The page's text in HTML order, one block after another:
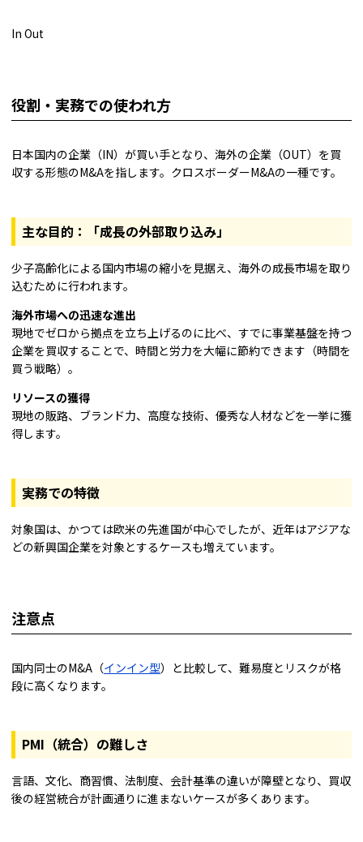
In Out
役割・実務での使われ方
日本国内の企業（IN）が買い手となり、海外の企業（OUT）を買
収する形態のM&Aを指します。クロスボーダーM&Aの一種です。
主な目的：「成長の外部取り込み」
少子高齢化による国内市場の縮小を見据え、海外の成長市場を取り
込むために行われます。
海外市場への迅速な進出
現地でゼロから拠点を立ち上げるのに比べ、すでに事業基盤を持つ
企業を買収することで、時間と労力を大幅に節約できます（時間を
買う戦略）。
リソースの獲得
現地の販路、ブランド力、高度な技術、優秀な人材などを一挙に獲
得します。
実務での特徴
対象国は、かつては欧米の先進国が中心でしたが、近年はアジアな
どの新興国企業を対象とするケースも増えています。
注意点
国内同士のM&A（インイン型）と比較して、難易度とリスクが格
段に高くなります。
PMI（統合）の難しさ
言語、文化、商習慣、法制度、会計基準の違いが障壁となり、買収
後の経営統合が計画通りに進まないケースが多くあります。